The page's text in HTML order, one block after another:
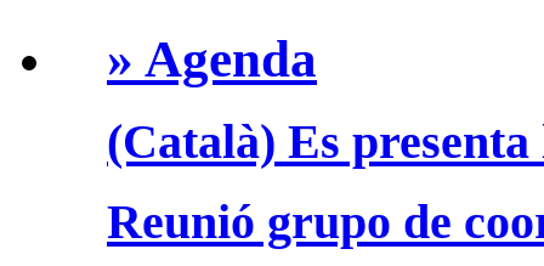
» Agenda
(Català) Es
Reunió grupo de